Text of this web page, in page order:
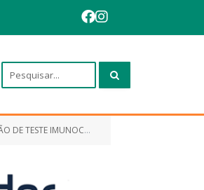
RÁPIDO)